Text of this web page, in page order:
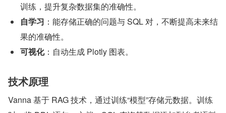
训练，提升复杂数据集的准确性。
自学习 ：能存储正确的问题与 SQL 对，不断提高未来结
果的准确性。
可视化：自动生成 Plotly 图表。
技术原理
Vanna 基于 RAG 技术，通过训练“模型”存储元数据。训练